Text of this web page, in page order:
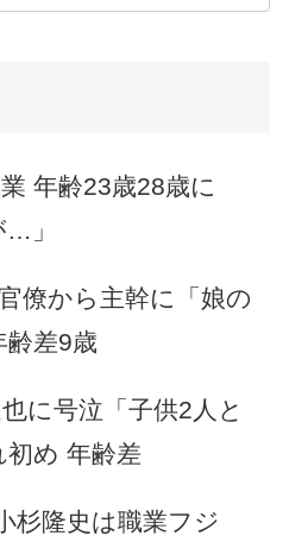
年齢23歳28歳に
…」
僚から主幹に「娘の
齢差9歳
に号泣「子供2人と
め 年齢差
杉隆史は職業フジ